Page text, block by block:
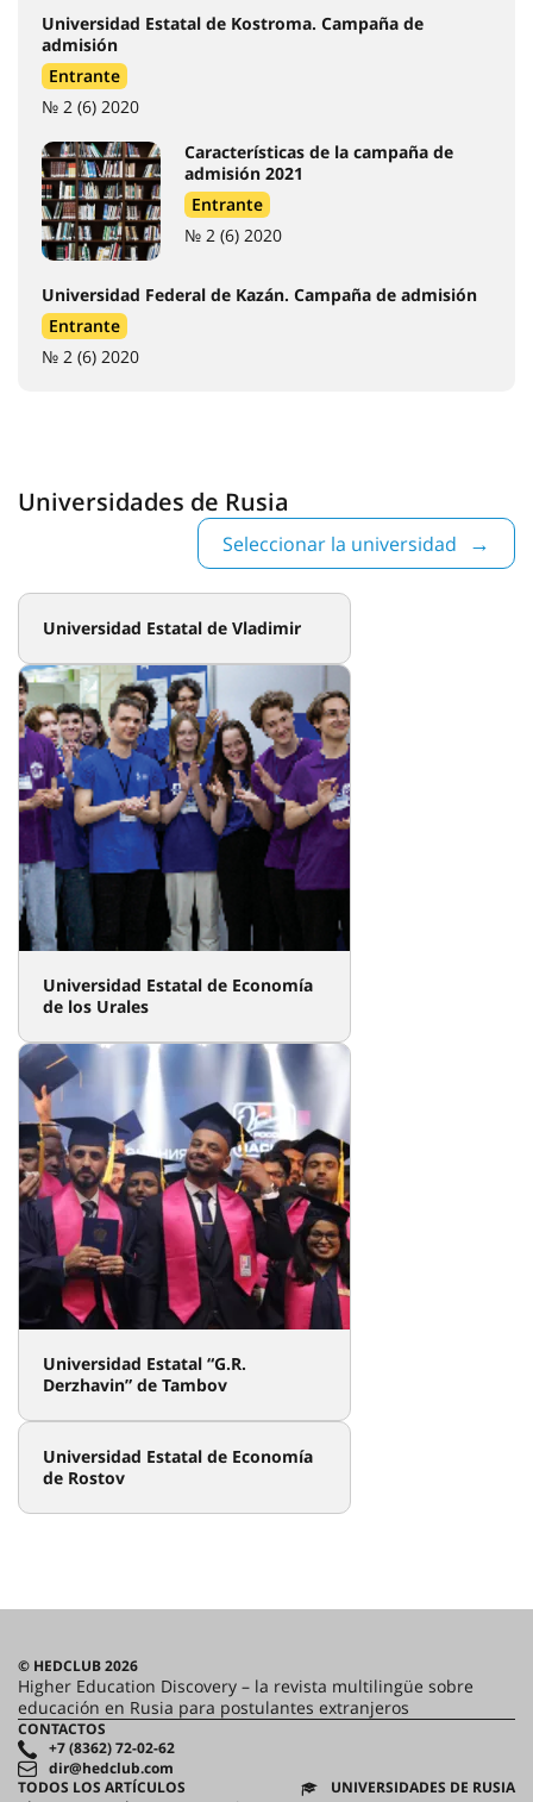
Universidad Estatal de Kostroma. Campaña de
admisión
Entrante
№ 2 (6) 2020
Características de la campaña de
admisión 2021
Entrante
№ 2 (6) 2020
Universidad Federal de Kazán. Campaña de admisión
Entrante
№ 2 (6) 2020
Universidades de Rusia
Seleccionar la universidad
Universidad Estatal de Vladimir
Universidad Estatal de Economía
de los Urales
Universidad Estatal “G.R.
Derzhavin” de Tambov
Universidad Estatal de Economía
de Rostov
© HEDCLUB 2026
Higher Education Discovery – la revista multilingüe sobre
educación en Rusia para postulantes extranjeros
CONTACTOS
+7 (8362) 72-02-62
dir@hedclub.com
TODOS LOS ARTÍCULOS
UNIVERSIDADES DE RUSIA